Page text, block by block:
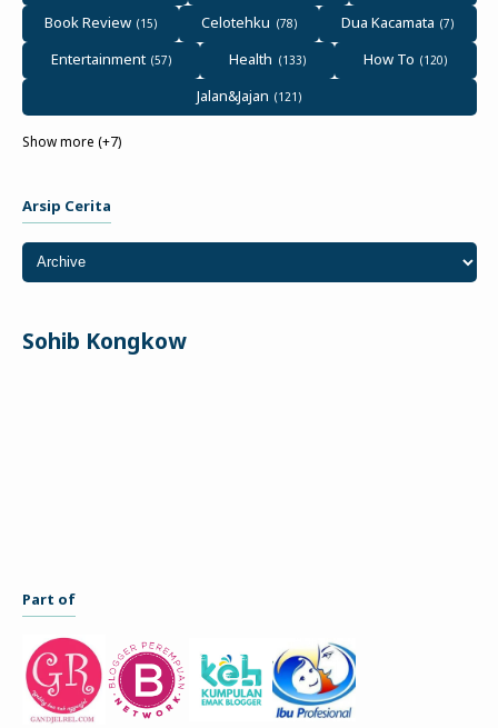
Book Review
Celotehku
Dua Kacamata
Entertainment
Health
How To
Jalan&Jajan
Show more (+7)
Arsip Cerita
Sohib Kongkow
Part of